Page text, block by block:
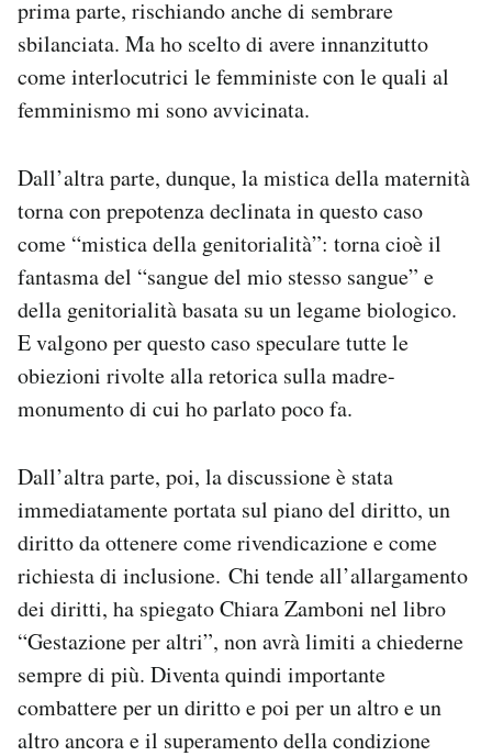
prima parte, rischiando anche di sembrare
sbilanciata. Ma ho scelto di avere innanzitutto
come interlocutrici le femministe con le quali al
femminismo mi sono avvicinata.
Dall’altra parte, dunque, la mistica della maternità
torna con prepotenza declinata in questo caso
come “mistica della genitorialità”: torna cioè il
fantasma del “sangue del mio stesso sangue” e
della genitorialità basata su un legame biologico.
E valgono per questo caso speculare tutte le
obiezioni rivolte alla retorica sulla madre-
monumento di cui ho parlato poco fa.
Dall’altra parte, poi, la discussione è stata
immediatamente portata sul piano del diritto, un
diritto da ottenere come rivendicazione e come
richiesta di inclusione. Chi tende all’allargamento
dei diritti, ha spiegato Chiara Zamboni nel libro
“Gestazione per altri”, non avrà limiti a chiederne
sempre di più. Diventa quindi importante
combattere per un diritto e poi per un altro e un
altro ancora e il superamento della condizione